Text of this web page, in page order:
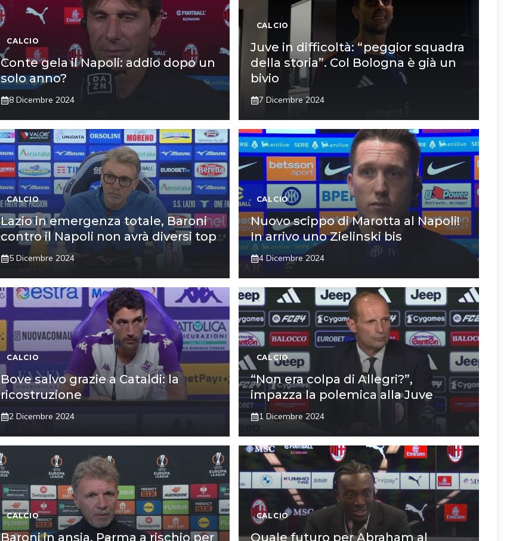
CALCIO
Conte gela il Napoli: addio dopo un
solo anno?
8 Dicembre 2024
CALCIO
Juve in difficoltà: “peggior squadra
della storia”. Col Bologna è già un
bivio
7 Dicembre 2024
CALCIO
Lazio in emergenza totale, Baroni
contro il Napoli non avrà diversi top
5 Dicembre 2024
CALCIO
Nuovo scippo di Marotta al Napoli!
In arrivo uno Zielinski bis
4 Dicembre 2024
CALCIO
Bove salvo grazie a Cataldi: la
ricostruzione
2 Dicembre 2024
CALCIO
“Non era colpa di Allegri?”,
impazza la polemica alla Juve
1 Dicembre 2024
CALCIO
Baroni in ansia, Parma a rischio per
CALCIO
Quale futuro per Abraham al